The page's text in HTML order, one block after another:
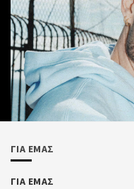
ΓΙΑ ΕΜΑΣ
ΓΙΑ ΕΜΑΣ